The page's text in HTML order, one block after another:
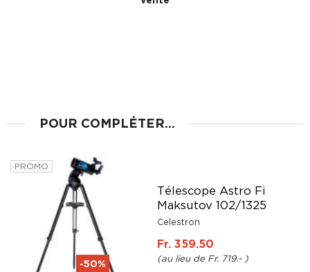
POUR COMPLÉTER...
PROMO
Télescope Astro Fi
Maksutov 102/1325
Celestron
Fr. 359.50
Fr. 719.-
-50%